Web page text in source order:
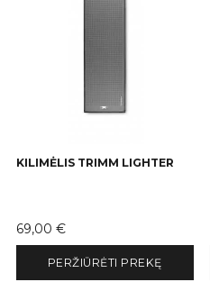
KILIMĖLIS TRIMM LIGHTER
Kaina
69,00 €
PERŽIŪRĖTI PREKĘ